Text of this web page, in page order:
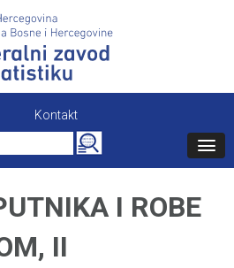
Kontakt
Search
for:
I ROBE
II